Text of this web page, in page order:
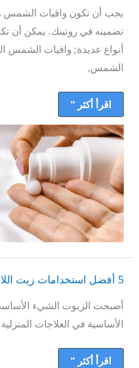
يجب أن تكون واقيات
تضمينه في روتينك. يمكن أن
أنواع عديدة; واقيات الشمس
الشمس,
من
الشمس
وبأسعار
معقولة
اقرأ أكثر "
5 أفضل استخدامات زيت اللافندر للشعر
أصبحت الزيوت الشيء
الأساسية في العلاجات
5
أفضل
استخدامات
اللافندر
للشعر
اقرأ أكثر "